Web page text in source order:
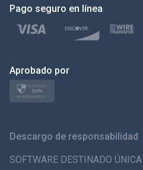
Türkçe
Polski
日本
ภาษาไทย
Pago seguro en línea
Aprobado por
Descargo de responsabilidad
SOFTWARE DESTINADO